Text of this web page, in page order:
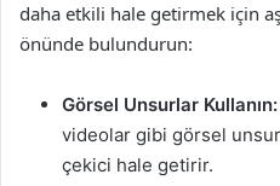
daha etkili hale getirmek için
önünde bulundurun:
Görsel Unsurlar Kullanın:
videolar gibi görsel
çekici hale getirir.